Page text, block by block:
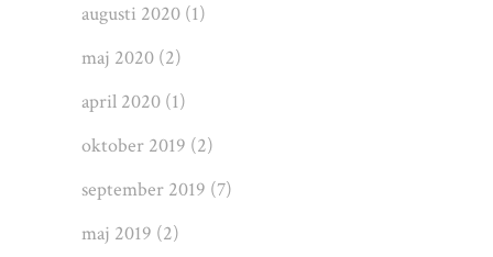
augusti 2020 (1)
maj 2020 (2)
april 2020 (1)
oktober 2019 (2)
september 2019 (7)
maj 2019 (2)